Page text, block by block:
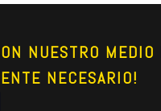
NUESTRO MEDIO
NECESARIO!